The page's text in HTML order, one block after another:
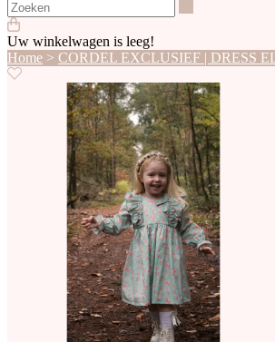
Uw winkelwagen is leeg!
Home > CORDEL EXCLUSIEF | DRESS